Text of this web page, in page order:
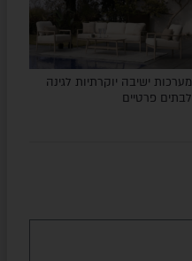
מערכות ישיבה יוקרתיות לגינה
לבתים פרטיים